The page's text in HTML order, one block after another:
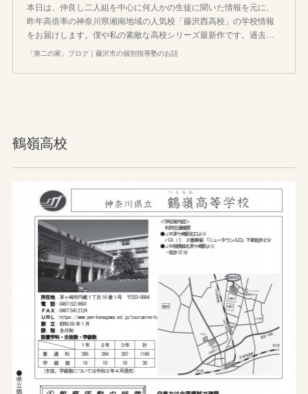
本日は、仲良し二人組を中心に何人かの生徒に聞いた情報を元に、
昨年高倍率の神奈川県湘南地域の人気校「藤沢西高校」の学校情報
をお届けします。僕や私の素敵な高校シリーズ最新作です。過去…
「第二の家」ブログ｜藤沢市の個別指導塾のお話
鶴嶺高校